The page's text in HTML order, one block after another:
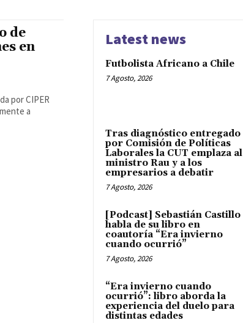
de
en
por CIPER
a
Latest news
Futbolista Africano a Chile
7 Agosto, 2026
Tras diagnóstico entregado
por Comisión de Políticas
Laborales la CUT emplaza al
ministro Rau y a los
empresarios a debatir
7 Agosto, 2026
[Podcast] Sebastián Castillo
habla de su libro en
coautoría “Era invierno
cuando ocurrió”
7 Agosto, 2026
“Era invierno cuando
ocurrió”: libro aborda la
experiencia del duelo para
distintas edades